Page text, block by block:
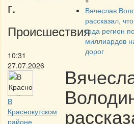
г.
Происшествия
10:31
27.07.2026
В
Краснокутском
районе
Вячеслав
рассказал,
года регион
миллиардов
дорог